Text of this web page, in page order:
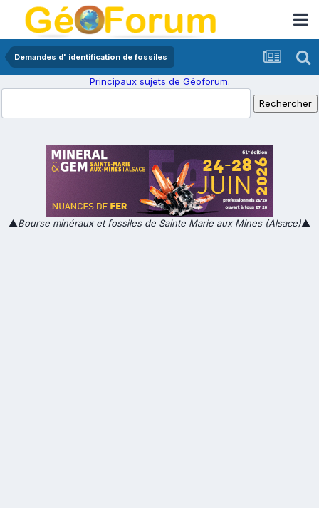
Demandes d' identification de fossiles
Principaux sujets de Géoforum.
▲Bourse minéraux et fossiles de Sainte Marie aux Mines (Alsace)▲